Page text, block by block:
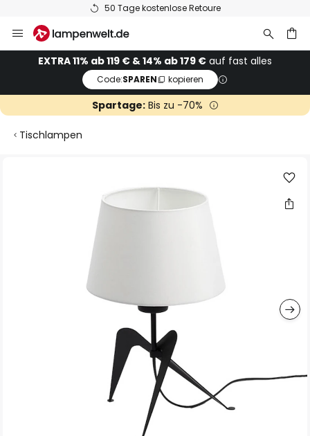
50 Tage kostenlose Retoure
Inhalt
springenEXTRA 11% ab 119 € & 14% ab 179 € auf fast alles
Code:SPAREN kopieren
Spartage:Bis zu -70%
Tischlampen